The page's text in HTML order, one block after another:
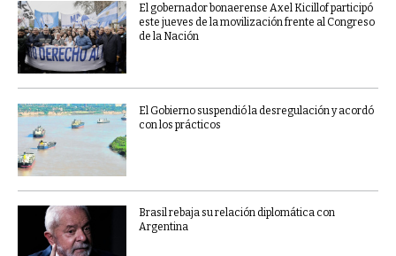
El gobernador bonaerense Axel Kicillof participó
este jueves de la movilización frente al Congreso
de la Nación
El Gobierno suspendió la desregulación y acordó
con los prácticos
Brasil rebaja su relación diplomática con
Argentina